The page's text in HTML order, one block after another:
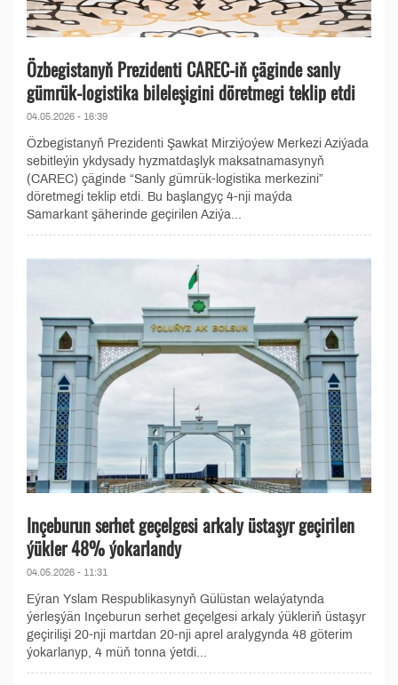
Özbegistanyň Prezidenti CAREC-iň çäginde sanly
gümrük-logistika bileleşigini döretmegi teklip etdi
04.05.2026 - 16:39
Özbegistanyň Prezidenti Şawkat Mirziýoýew Merkezi Aziýada
sebitleýin ykdysady hyzmatdaşlyk maksatnamasynyň
(CAREC) çäginde “Sanly gümrük-logistika merkezini”
döretmegi teklip etdi. Bu başlangyç 4-nji maýda
Samarkant şäherinde geçirilen Aziýa...
Inçeburun serhet geçelgesi arkaly üstaşyr geçirilen
ýükler 48% ýokarlandy
04.05.2026 - 11:31
Eýran Yslam Respublikasynyň Gülüstan welaýatynda
ýerleşýän Inçeburun serhet geçelgesi arkaly ýükleriň üstaşyr
geçirilişi 20-nji martdan 20-nji aprel aralygynda 48 göterim
ýokarlanyp, 4 müň tonna ýetdi...